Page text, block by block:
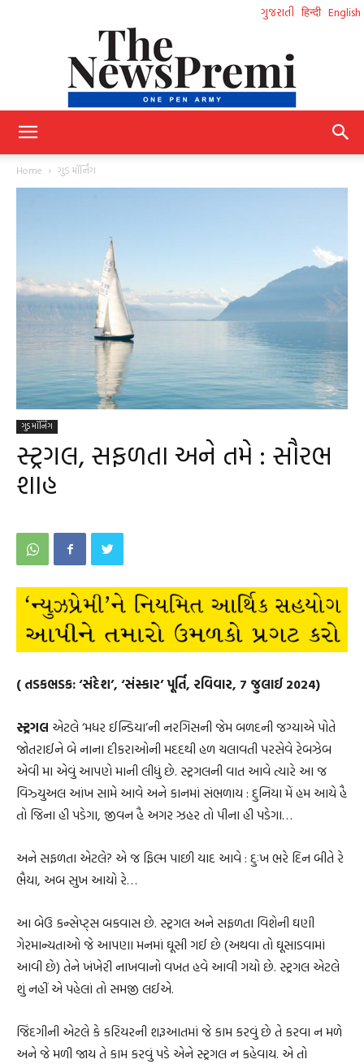
ગુજરાતી हिन्दी English
Home ગુડ મૉર્નિંગ
ગુડ મૉર્નિંગ
સ્ટ્રગલ, સફળતા અને તમે : સૌરભ
શાહ
( તડકભડક: ‘સંદેશ’, ‘સંસ્કાર’ પૂર્તિ, રવિવાર, 7 જુલાઈ 2024)
સ્ટ્રગલ એટલે ‘મધર ઈન્ડિયા’ની નરગિસની જેમ બળદની જગ્યાએ પોતે
જોતરાઈને બે નાના દીકરાઓની મદદથી હળ ચલાવતી પરસેવે રેબઝેબ
એવી મા એવું આપણે માની લીધું છે. સ્ટ્રગલની વાત આવે ત્યારે આ જ
વિઝ્યુઅલ આંખ સામે આવે અને કાનમાં સંભળાય : દુનિયા મેં હમ આયે હૈ
તો જિના હી પડેગા, જીવન હૈ અગર ઝહર તો પીના હી પડેગા…
અને સફળતા એટલે? એ જ ફિલ્મ પાછી યાદ આવે : દુઃખ ભરે દિન બીતે રે
ભૈયા, અબ સુખ આયો રે…
આ બેઉ કન્સેપ્ટ્સ બકવાસ છે. સ્ટ્રગલ અને સફળતા વિશેની ઘણી
ગેરમાન્યતાઓ જે આપણા મનમાં ઘૂસી ગઈ છે (અથવા તો ઘૂસાડવામાં
આવી છે) તેને ખંખેરી નાખવાનો વખત હવે આવી ગયો છે. સ્ટ્રગલ એટલે
શું નહીં એ પહેલાં તો સમજી લઈએ.
જિંદગીની એટલે કે કરિયરની શરૂઆતમાં જે કામ કરવું છે તે કરવા ન મળે
અને જે મળી જાય તે કામ કરવું પડે એને સ્ટ્રગલ ન કહેવાય. એ તો